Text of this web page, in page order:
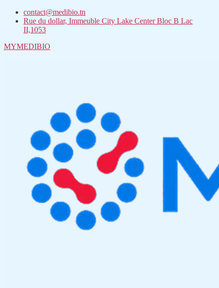
contact@medibio.tn
Rue du dollar, Immeuble City Lake Center Bloc B Lac
II,1053
MYMEDIBIO